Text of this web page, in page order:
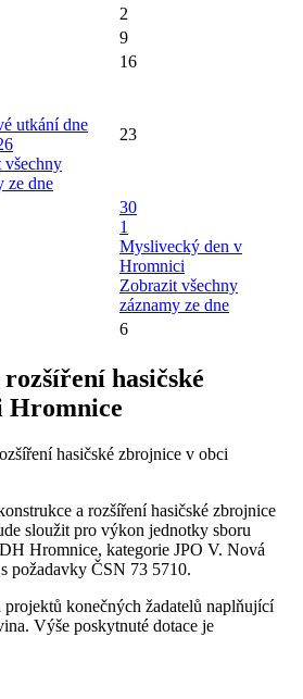
2
9
16
utkání dne
všechny
ze dne
23
30
1
Myslivecký den v
Hromnici
Zobrazit všechny
záznamy ze dne
6
hasičské
Hromnice
hasičské zbrojnice v obci
a rozšíření hasičské zbrojnice
sloužit pro výkon jednotky sboru
Hromnice, kategorie JPO V. Nová
požadavky ČSN 73 5710.
projektů konečných žadatelů naplňující
Výše poskytnuté dotace je